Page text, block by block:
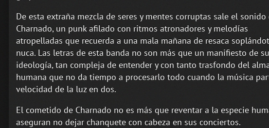
De esta extraña mezcla de seres y mentes corruptas sale el sonido
Charnado, un punk afilado con ritmos atronadores y melodías
atropelladas que recuerda a una mala mañana de resaca
nuca. Las letras de esta banda no son más que un manifiesto de su
ideología, tan compleja de entender y con tanto trasfondo del
humana que no da tiempo a procesarlo todo cuando la música
velocidad de la luz en dos.
El cometido de Charnado no es más que reventar a la especie
aseguran no dejar chanquete con cabeza en sus conciertos.